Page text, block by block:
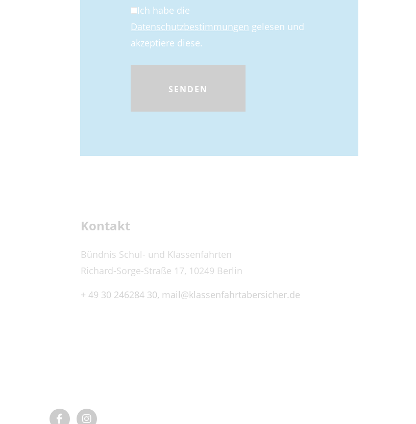
Ich habe die
Datenschutzbestimmungen gelesen und
akzeptiere diese.
Kontakt
Bündnis Schul- und Klassenfahrten
Richard-Sorge-Straße 17, 10249 Berlin
+ 49 30 246284 30, mail@klassenfahrtabersicher.de